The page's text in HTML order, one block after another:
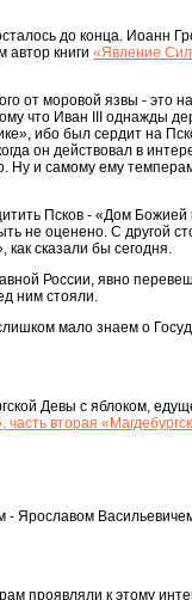
до конца. Иоанн
книги «Явление
от моровой язвы - это
что Иван III однажды
ибо был сердит на
он действовал в
Ну и самому ему
Псков - «Дом
не оценено. С другой
как сказали бы сегодня.
России, явно
ним стояли.
мало знаем о
Девы с яблоком,
вторая
- Ярославом
проявляли к этому